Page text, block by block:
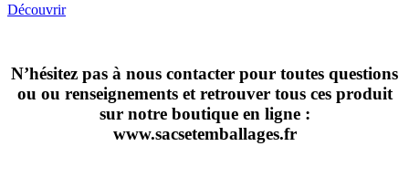
Découvrir
N’hésitez pas à nous contacter pour toutes questions
ou ou renseignements et retrouver tous ces produit
sur notre boutique en ligne :
www.sacsetemballages.fr